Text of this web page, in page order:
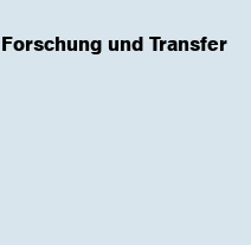
Forschung und Transfer
(has submenu)